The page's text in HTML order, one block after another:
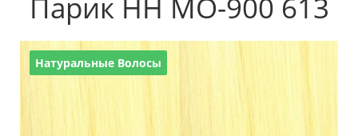
Натуральные Волосы